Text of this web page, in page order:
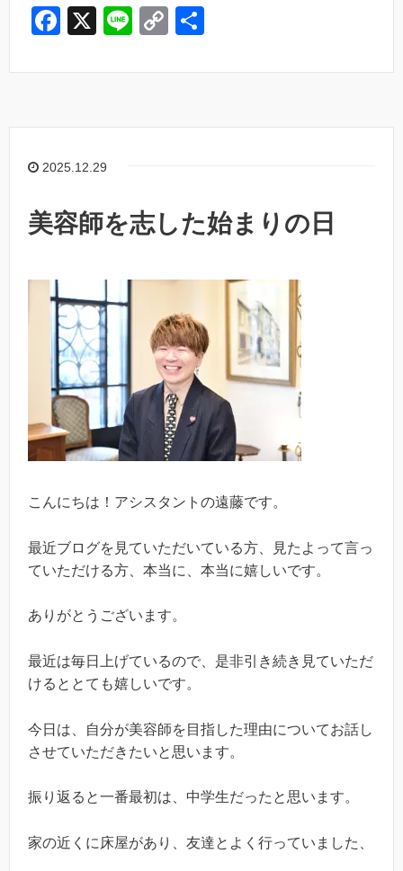
F
c
b
o
k
X
Li
e
C
p
Li
2025.12.29
美容師を志した始まりの日
こんにちは！アシスタントの遠藤です。
最近ブログを見ていただいている方、見たよって言っ
ていただける方、本当に、本当に嬉しいです。
ありがとうございます。
最近は毎日上げているので、是非引き続き見ていただ
けるととても嬉しいです。
今日は、自分が美容師を目指した理由についてお話し
させていただきたいと思います。
振り返ると一番最初は、中学生だったと思います。
家の近くに床屋があり、友達とよく行っていました、